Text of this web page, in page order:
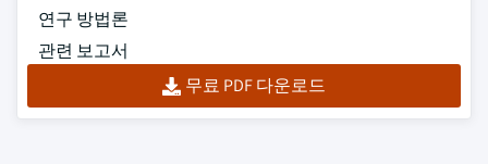
연구 방법론
관련 보고서
무료 PDF 다운로드